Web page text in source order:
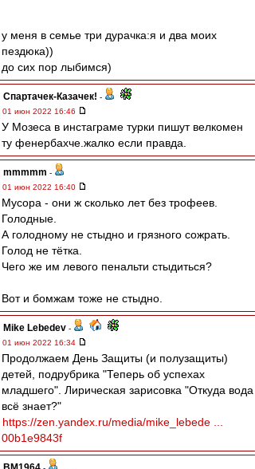
у меня в семье три дурачка:я и два моих
пездюка))
до сих пор лыбимся)
Спартачек-Казачек! -
01 июн 2022 16:46
У Мозеса в инстаграме турки пишут велкомен
ту фенербахче.жалко если правда.
mmmmm -
01 июн 2022 16:40
Мусора - они ж сколько лет без трофеев.
Голодные.
А голодному не стыдно и грязного сожрать.
Голод не тётка.
Чего же им левого пенальти стыдиться?
Вот и бомжам тоже не стыдно.
Mike Lebedev -
01 июн 2022 16:34
Продолжаем День Защиты (и полузащиты)
детей, подрубрика "Теперь об успехах
младшего". Лирическая зарисовка "Откуда вода
всё знает?"
https://zen.yandex.ru/media/mike_lebede ...
00b1e9843f